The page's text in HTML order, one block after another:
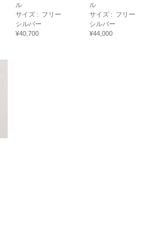
ル
サイズ : フリー
シルバー
¥40,700
ル
サイズ : フリー
シルバー
¥44,000